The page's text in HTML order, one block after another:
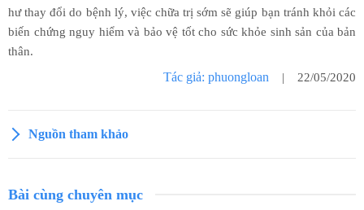
hư thay đổi do bệnh lý, việc chữa trị sớm sẽ giúp bạn tránh khỏi các
biến chứng nguy hiểm và bảo vệ tốt cho sức khỏe sinh sản của bản
thân.
Tác giả: phuongloan | 22/05/2020
Nguồn tham khảo
Bài cùng chuyên mục